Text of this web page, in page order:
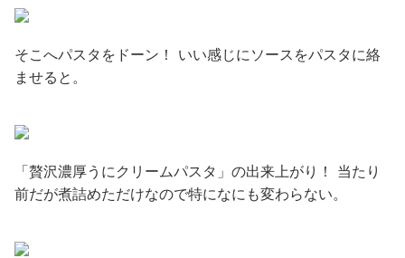
そこへパスタをドーン！ いい感じにソースをパスタに絡
ませると。
「贅沢濃厚うにクリームパスタ」の出来上がり！ 当たり
前だが煮詰めただけなので特になにも変わらない。